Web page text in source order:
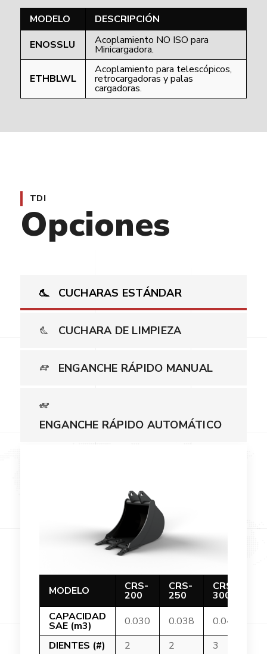
MODELO
DESCRIPCIÓN
ENOSSLU
Acoplamiento NO ISO para
Minicargadora.
ETHBLWL
Acoplamiento para telescópicos,
retrocargadoras y palas
cargadoras.
TDI
Opciones
CUCHARAS ESTÁNDAR
CUCHARA DE LIMPIEZA
ENGANCHE RÁPIDO MANUAL
ENGANCHE RÁPIDO AUTOMÁTICO
MODELO CRS-
200
CRS-
250
CRS-
300
CAPACIDAD
SAE (m3) 0.030 0.038 0.045
DIENTES (#)
2 2 3